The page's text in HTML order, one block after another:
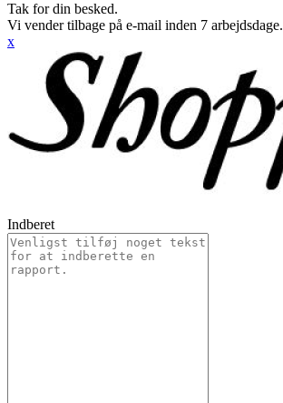
Tak for din besked.
Vi vender tilbage på e-mail inden 7 arbejdsdage.
x
Indberet